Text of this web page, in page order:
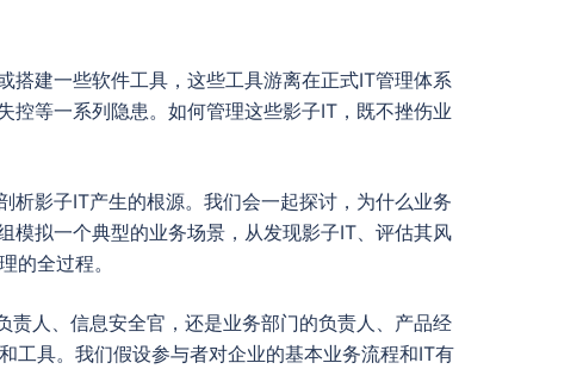
搭建一些软件工具，这些工具游离在正式IT管理体系
控等一系列隐患。如何管理这些影子IT，既不挫伤业
析影子IT产生的根源。我们会一起探讨，为什么业务
模拟一个典型的业务场景，从发现影子IT、评估其风
的全过程。
人、信息安全官，还是业务部门的负责人、产品经
工具。我们假设参与者对企业的基本业务流程和IT有